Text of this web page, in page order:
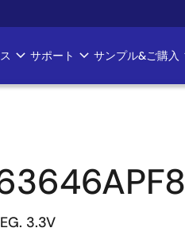
サポート サンプル&ご購入
3.3V